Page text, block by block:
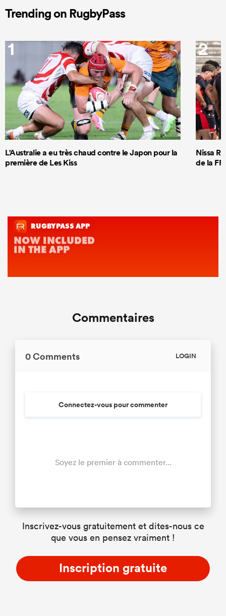
Trending on RugbyPass
1
L'Australie a eu très chaud contre le Japon pour la
première de Les Kiss
2
Nissa
de la
Commentaires
0 Comments LOGIN
Connectez-vous pour commenter
Soyez le premier à commenter...
Inscrivez-vous gratuitement et dites-nous ce
que vous en pensez vraiment !
Inscription gratuite